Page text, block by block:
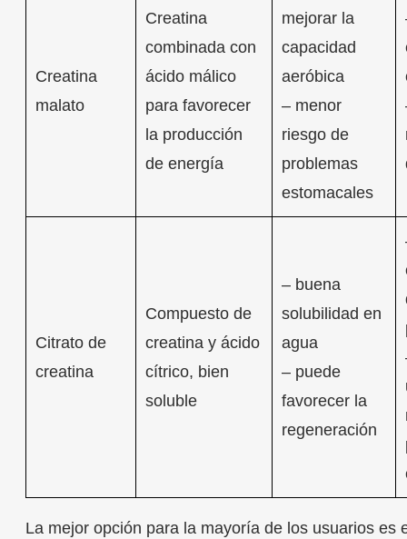
Creatina
malato
Creatina
combinada con
ácido málico
para favorecer
la producción
de energía
mejorar la
capacidad
aeróbica
– menor
riesgo de
problemas
estomacales
Citrato de
creatina
Compuesto de
creatina y ácido
cítrico, bien
soluble
– buena
solubilidad en
agua
– puede
favorecer la
regeneración
La mejor opción para la mayoría de los usuarios es